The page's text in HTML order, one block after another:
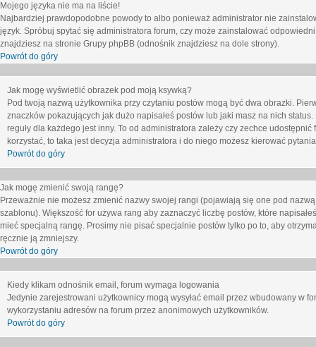
Mojego języka nie ma na liście!
Najbardziej prawdopodobne powody to albo ponieważ administrator nie
język. Spróbuj spytać się administratora forum, czy może zainstalować
znajdziesz na stronie Grupy phpBB (odnośnik znajdziesz na dole strony).
Powrót do góry
Jak mogę wyświetlić obrazek pod moją ksywką?
Pod twoją nazwą użytkownika przy czytaniu postów mogą być dwa obrazki.
znaczków pokazujących jak dużo napisałeś postów lub jaki masz na nich
reguły dla każdego jest inny. To od administratora zależy czy zechce
korzystać, to taka jest decyzja administratora i do niego możesz kierować
Powrót do góry
Jak mogę zmienić swoją rangę?
Przeważnie nie możesz zmienić nazwy swojej rangi (pojawiają się one pod
szablonu). Większość for używa rang aby zaznaczyć liczbę postów, które
mieć specjalną rangę. Prosimy nie pisać specjalnie postów tylko po to, aby
ręcznie ją zmniejszy.
Powrót do góry
Kiedy klikam odnośnik email, forum wymaga logowania
Jedynie zarejestrowani użytkownicy mogą wysyłać email przez wbudowany w
wykorzystaniu adresów na forum przez anonimowych użytkowników.
Powrót do góry